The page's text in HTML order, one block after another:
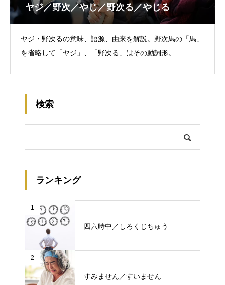
ヤジ／野次／やじ／野次る／やじる
ヤジ・野次るの意味、語源、由来を解説。野次馬の「馬」
を省略して「ヤジ」、「野次る」はその動詞形。
検索
ランキング
1
四六時中／しろくじちゅう
2
すみません／すいません